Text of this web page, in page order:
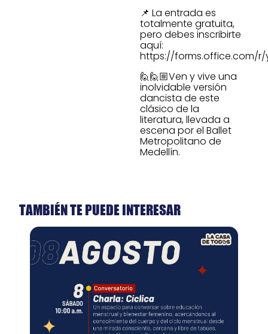
📌 La entrada es
totalmente gratuita,
pero debes inscribirte
aquí:
https://forms.office.com/r/
🙋🙋🏼Ven y vive una
inolvidable versión
dancista de este
clásico de la
literatura, llevada a
escena por el Ballet
Metropolitano de
Medellín.
TAMBIÉN TE PUEDE INTERESAR